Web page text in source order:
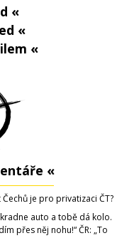
«
«
«
«
je pro privatizaci ČT?
auto a tobě dá kolo.
přes něj nohu!“ ČR: „To